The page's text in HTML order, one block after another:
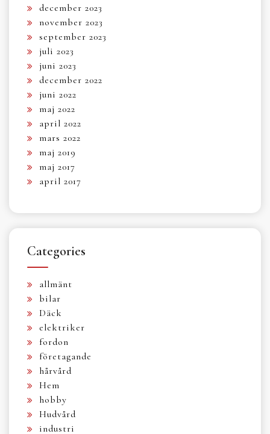
december 2023
november 2023
september 2023
juli 2023
juni 2023
december 2022
juni 2022
maj 2022
april 2022
mars 2022
maj 2019
maj 2017
april 2017
Categories
allmänt
bilar
Däck
elektriker
fordon
företagande
hårvård
Hem
hobby
Hudvård
industri